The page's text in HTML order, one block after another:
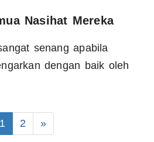
Nasihat Mereka
senang apabila
dengan baik oleh
1 2 »